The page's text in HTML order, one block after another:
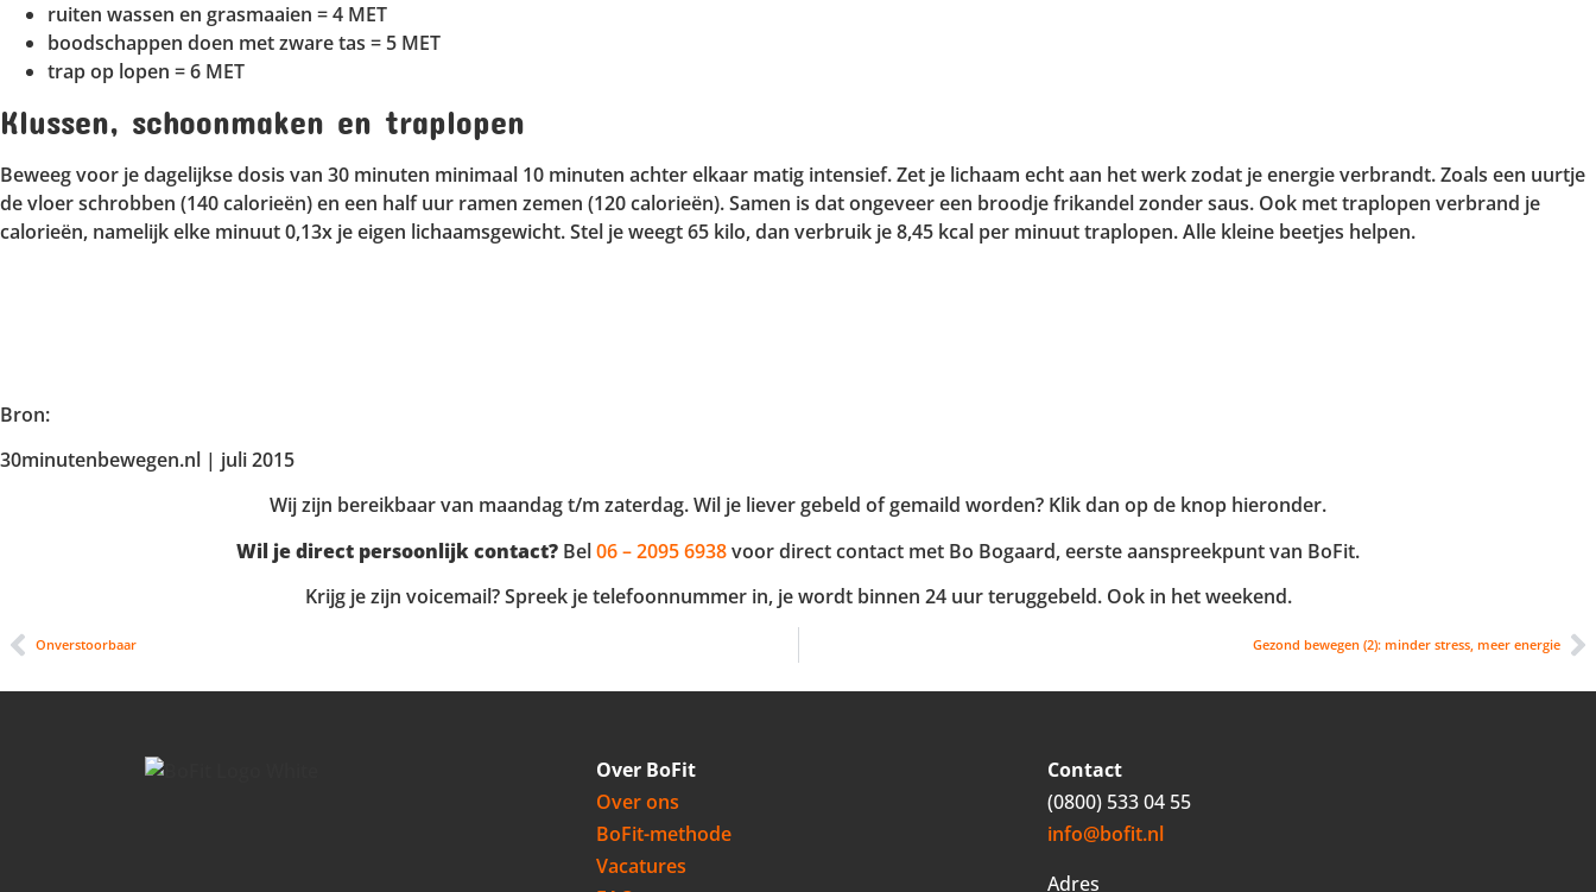
ruiten wassen en grasmaaien = 4 MET
boodschappen doen met zware tas = 5 MET
trap op lopen = 6 MET
Klussen, schoonmaken en traplopen
Beweeg voor je dagelijkse dosis van 30 minuten minimaal 10 minuten achter elkaar matig intensief. Zet je lichaam echt aan het werk zodat je energie verbrandt. Zoals een uurtje
de vloer schrobben (140 calorieën) en een half uur ramen zemen (120 calorieën). Samen is dat ongeveer een broodje frikandel zonder saus. Ook met traplopen verbrand je
calorieën, namelijk elke minuut 0,13x je eigen lichaamsgewicht. Stel je weegt 65 kilo, dan verbruik je 8,45 kcal per minuut traplopen. Alle kleine beetjes helpen.
Bron:
30minutenbewegen.nl | juli 2015
Wij zijn bereikbaar van maandag t/m zaterdag. Wil je liever gebeld of gemaild worden? Klik dan op de knop hieronder.
Wil je direct persoonlijk contact? Bel06 – 2095 6938voor direct contact met Bo Bogaard, eerste aanspreekpunt van BoFit.
Krijg je zijn voicemail? Spreek je telefoonnummer in, je wordt binnen 24 uur teruggebeld. Ook in het weekend.
Onverstoorbaar Gezond bewegen (2): minder stress, meer energie
Over BoFit
Over ons
BoFit-methode
Vacatures
Contact
(0800) 533 04 55
info@bofit.nl
Adres